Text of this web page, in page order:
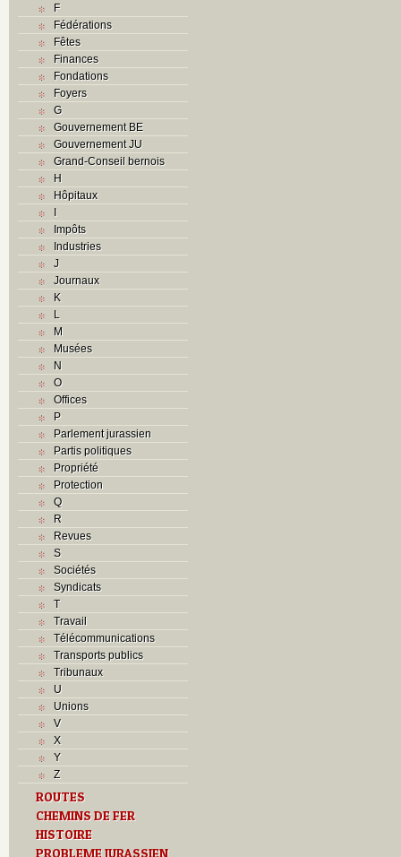
F
Fédérations
Fêtes
Finances
Fondations
Foyers
G
Gouvernement BE
Gouvernement JU
Grand-Conseil bernois
H
Hôpitaux
I
Impôts
Industries
J
Journaux
K
L
M
Musées
N
O
Offices
P
Parlement jurassien
Partis politiques
Propriété
Protection
Q
R
Revues
S
Sociétés
Syndicats
T
Travail
Télécommunications
Transports publics
Tribunaux
U
Unions
V
X
Y
Z
ROUTES
CHEMINS DE FER
HISTOIRE
PROBLEME JURASSIEN